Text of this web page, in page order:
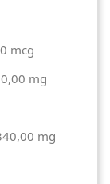
mcg
mg
mg